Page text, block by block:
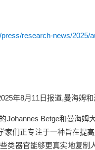
research-news/
年8月11日报道,曼海姆
Johannes Betge和曼海
家们正专注于一种旨在提
类器官能够更真实地复